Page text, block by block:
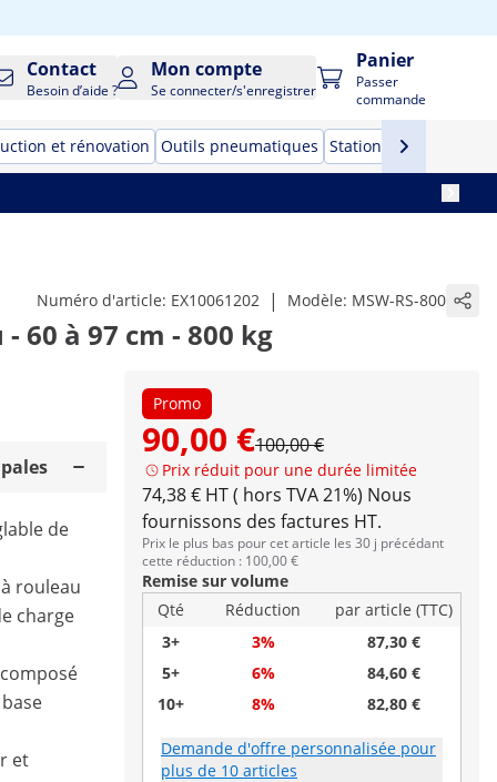
Contact
Besoin d’aide ?
Mon compte
Se connecter/s'enregistrer
Panier
Passer
commande
et rénovation Outils pneumatiques Stations de soudage
Numéro d'article: EX10061202 | Modèle: MSW-RS-800
60 à 97 cm - 800 kg
Promo
90,00 €100,00 €
Prix réduit pour une durée limitée
74,38 € HT ( hors TVA 21%) Nous
fournissons des factures HT.
Prix le plus bas pour cet article les 30 j précédant
cette réduction : 100,00 €
Remise sur volume
Qté
Réduction
par article (TTC)
3+
3%
87,30 €
5+
6%
84,60 €
10+
8% 82,80 €
Demande d'offre personnalisée pour
plus de 10 articles
de
rouleau
charge
et